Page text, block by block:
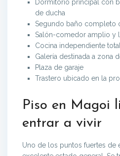
Dormitorio principal con
de ducha
Segundo baño completo
Salón-comedor amplio y
Cocina independiente
Galería destinada a zona
Plaza de garaje
Trastero ubicado en la
Piso en Magoi
entrar a vivir
Uno de los puntos fuertes de